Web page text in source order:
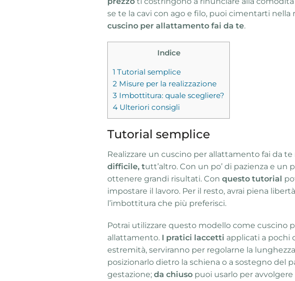
se te la cavi con ago e filo, puoi cimentarti nella
cuscino per allattamento fai da te.
Indice
1 Tutorial semplice
2 Misure per la realizzazione
3 Imbottitura: quale scegliere?
4 Ulteriori consigli
Tutorial semplice
Realizzare un cuscino per allattamento fai da te
difficile, tutt’altro. Con un po’ di pazienza e un
ottenere grandi risultati. Con questo tutorial
impostare il lavoro. Per il resto, avrai piena
l’imbottitura che più preferisci.
Potrai utilizzare questo modello come cuscino
allattamento. I pratici laccetti applicati a pochi
estremità, serviranno per regolarne la
posizionarlo dietro la schiena o a sostegno del
gestazione; da chiuso puoi usarlo per